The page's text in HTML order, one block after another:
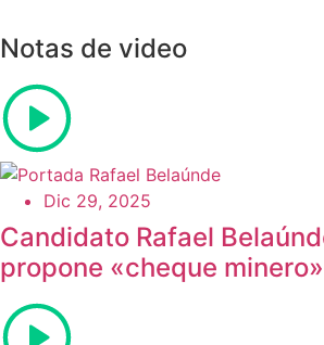
Notas de video
Dic 29, 2025
Candidato Rafael
propone «cheque minero»